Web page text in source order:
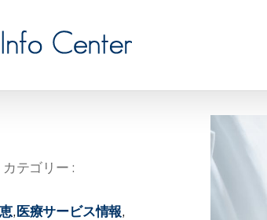
カテゴリー :
,医療サービス情報,